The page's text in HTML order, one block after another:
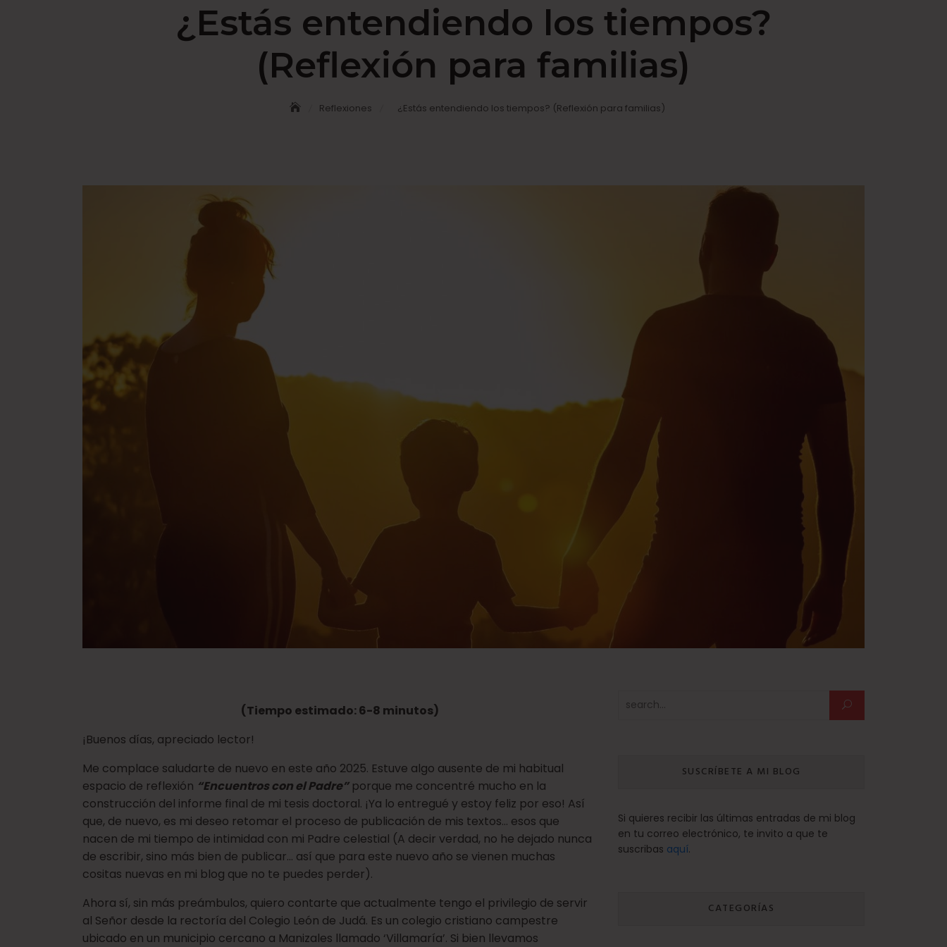
¿Estás entendiendo los tiempos?
(Reflexión para familias)
Reflexiones ¿Estás entendiendo los tiempos? (Reflexión para familias)
(Tiempo estimado: 6-8 minutos)
¡Buenos días, apreciado lector!
Me complace saludarte de nuevo en este año 2025. Estuve algo ausente de mi habitual
espacio de reflexión “Encuentros con el Padre”porque me concentré mucho en la
construcción del informe final de mi tesis doctoral. ¡Ya lo entregué y estoy feliz por eso! Así
que, de nuevo, es mi deseo retomar el proceso de publicación de mis textos… esos que
nacen de mi tiempo de intimidad con mi Padre celestial (A decir verdad, no he dejado nunca
de escribir, sino más bien de publicar… así que para este nuevo año se vienen muchas
cositas nuevas en mi blog que no te puedes perder).
Ahora sí, sin más preámbulos, quiero contarte que actualmente tengo el privilegio de servir
al Señor desde la rectoría del Colegio León de Judá. Es un colegio cristiano campestre
ubicado en un municipio cercano a Manizales llamado ‘Villamaría’. Si bien llevamos
Buscar:
SUSCRÍBETE A MI BLOG
Si quieres recibir las últimas entradas de mi blog
en tu correo electrónico, te invito a que te
suscribas aquí.
CATEGORÍAS